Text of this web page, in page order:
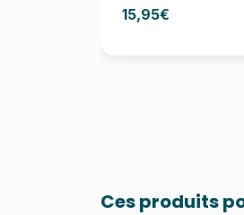
15,95€
Ces produits